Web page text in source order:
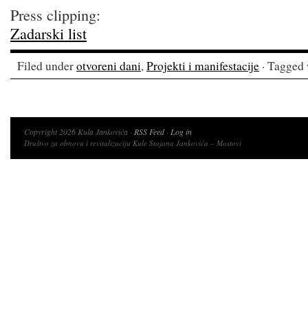
Press clipping:
Zadarski list
Filed underotvoreni dani,Projekti i manifestacije ·
Copyright 2026 Kula Jankovića · RSS Feed· Log in
Društvo za obnovu i revitalizaciju Kule Stojana Jankovića – Mostovi